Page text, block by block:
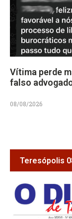
Vítima perde
falso
08/08/2026
Teresópolis